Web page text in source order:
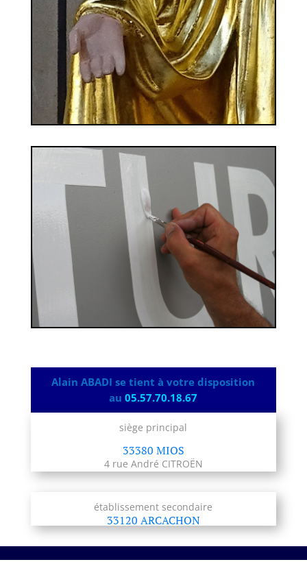
Alain ABADI se tient à votre disposition
au05.57.70.18.67
siège principal
33380 MIOS
4 rue André CITROËN
établissement secondaire
33120 ARCACHON